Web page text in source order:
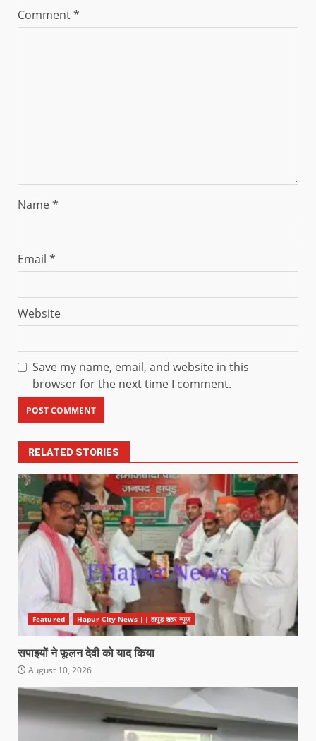
Comment*
Name*
Email *
Website
Save my name, email, and website in this
browser for the next time I comment.
RELATED STORIES
Featured Hapur City News || हापुड़ शहर न्यूज़
सपाइयों ने फूलन देवी को याद किया
August 10, 2026